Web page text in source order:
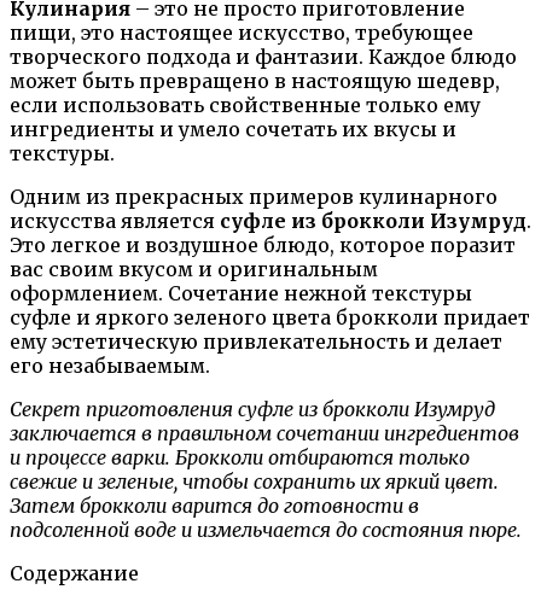
Кулинария – это не просто приготовление
пищи, это настоящее искусство, требующее
творческого подхода и фантазии. Каждое блюдо
может быть превращено в настоящую шедевр,
если использовать свойственные только ему
ингредиенты и умело сочетать их вкусы и
текстуры.
Одним из прекрасных примеров кулинарного
искусства является суфле из брокколи Изумруд.
Это легкое и воздушное блюдо, которое поразит
вас своим вкусом и оригинальным
оформлением. Сочетание нежной текстуры
суфле и яркого зеленого цвета брокколи придает
ему эстетическую привлекательность и делает
его незабываемым.
Секрет приготовления суфле из брокколи Изумруд
заключается в правильном сочетании ингредиентов
и процессе варки. Брокколи отбираются только
свежие и зеленые, чтобы сохранить их яркий цвет.
Затем брокколи варится до готовности в
подсоленной воде и измельчается до состояния пюре.
Содержание